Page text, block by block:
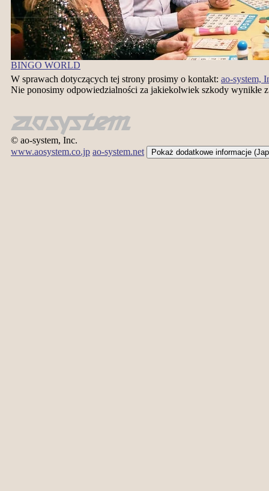
BINGO WORLD
W sprawach dotyczących tej strony prosimy o kontakt: ao-system,
Nie ponosimy odpowiedzialności za jakiekolwiek szkody wynikłe
© ao-system, Inc.
www.aosystem.co.jp ao-system.net Pokaż dodatkowe informacje